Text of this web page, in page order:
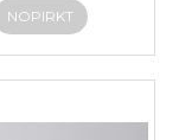
NOPIRKT